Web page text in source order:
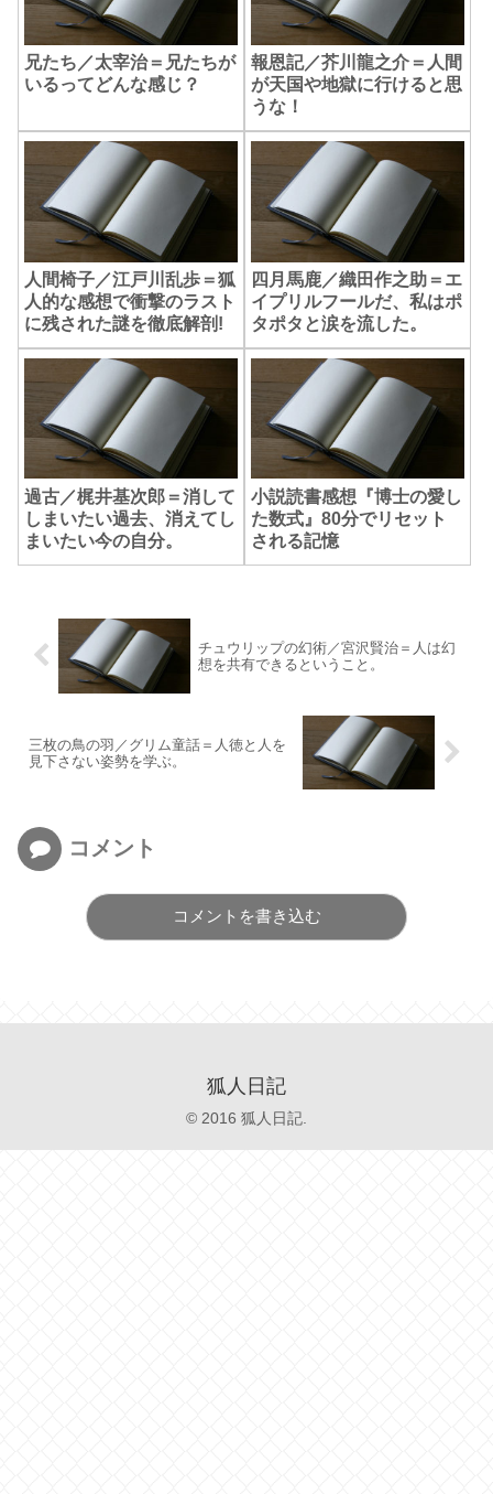
兄たち／太宰治＝兄たちが
いるってどんな感じ？
報恩記／芥川龍之介＝人間
が天国や地獄に行けると思
うな！
人間椅子／江戸川乱歩＝狐
人的な感想で衝撃のラスト
に残された謎を徹底解剖!
四月馬鹿／織田作之助＝エ
イプリルフールだ、私はポ
タポタと涙を流した。
過古／梶井基次郎＝消して
しまいたい過去、消えてし
まいたい今の自分。
小説読書感想『博士の愛し
た数式』80分でリセット
される記憶
チュウリップの幻術／宮沢賢治＝人は幻
想を共有できるということ。
三枚の鳥の羽／グリム童話＝人徳と人を
見下さない姿勢を学ぶ。
コメント
コメントを書き込む
狐人日記
© 2016 狐人日記.